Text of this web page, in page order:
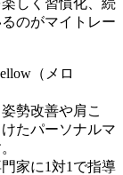
のがマイトレー
（メロ
勢改善や肩こ
たパーソナルマ
家に1対1で指導